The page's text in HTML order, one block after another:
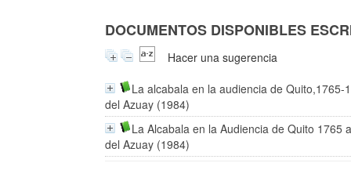
DOCUMENTOS DISPONIBLES
Hacer una sugerencia
La alcabala en la audiencia de Quito,1765-
del Azuay (1984)
La Alcabala en la Audiencia de Quito 1765
del Azuay (1984)